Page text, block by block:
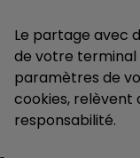
Le partage avec
de votre terminal
paramètres de
cookies, relèvent
responsabilité.